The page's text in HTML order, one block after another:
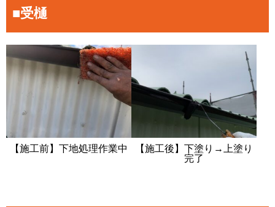
■受樋
【施工前】下地処理作業中
【施工後】下塗り→上塗り
完了